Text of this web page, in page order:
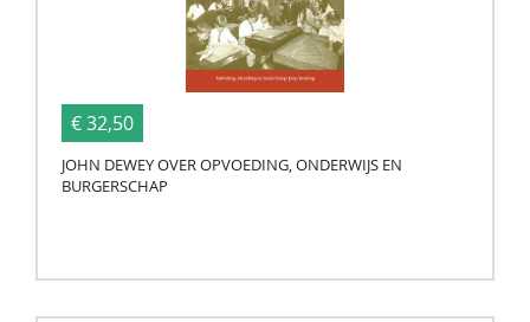
€ 32,50
JOHN DEWEY OVER OPVOEDING, ONDERWIJS EN
BURGERSCHAP